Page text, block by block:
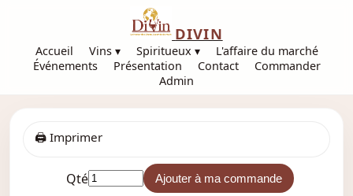
DIVIN
Accueil Vins ▾ Spiritueux ▾
L'affaire du marché
Événements
Présentation Contact
Commander
Admin
🖨️ Imprimer
Qté Ajouter à ma commande